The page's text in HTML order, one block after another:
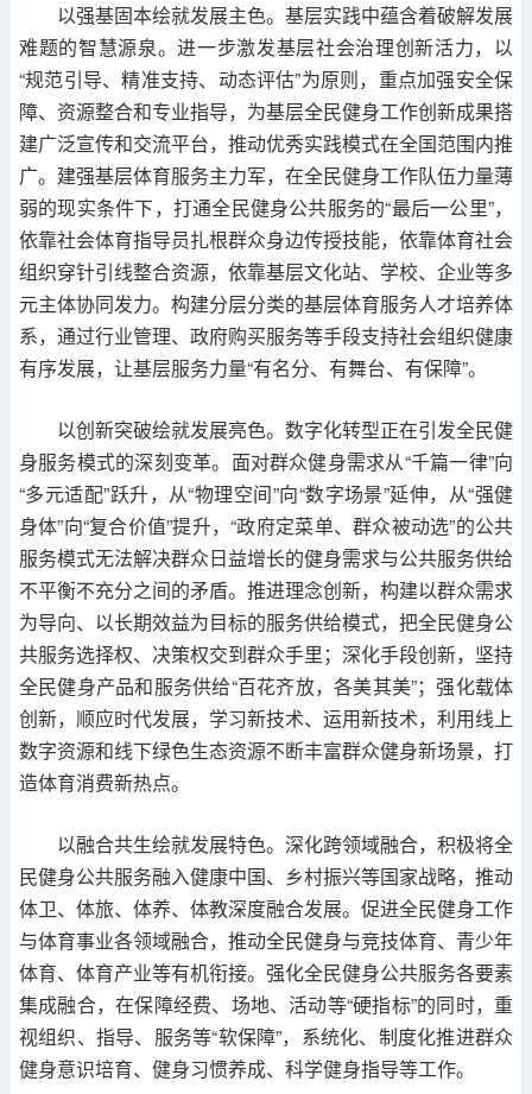
以强基固本绘就发展主色。基层实践中蕴含着破解发展
难题的智慧源泉。进一步激发基层社会治理创新活力，以
“规范引导、精准支持、动态评估”为原则，重点加强安全保
障、资源整合和专业指导，为基层全民健身工作创新成果搭
建广泛宣传和交流平台，推动优秀实践模式在全国范围内推
广。建强基层体育服务主力军，在全民健身工作队伍力量薄
弱的现实条件下，打通全民健身公共服务的“最后一公里”，
依靠社会体育指导员扎根群众身边传授技能，依靠体育社会
组织穿针引线整合资源，依靠基层文化站、学校、企业等多
元主体协同发力。构建分层分类的基层体育服务人才培养体
系，通过行业管理、政府购买服务等手段支持社会组织健康
有序发展，让基层服务力量“有名分、有舞台、有保障”。
以创新突破绘就发展亮色。数字化转型正在引发全民健
身服务模式的深刻变革。面对群众健身需求从“千篇一律”向
“多元适配”跃升，从“物理空间”向“数字场景”延伸，从“强健
身体”向“复合价值”提升，“政府定菜单、群众被动选”的公共
服务模式无法解决群众日益增长的健身需求与公共服务供给
不平衡不充分之间的矛盾。推进理念创新，构建以群众需求
为导向、以长期效益为目标的服务供给模式，把全民健身公
共服务选择权、决策权交到群众手里；深化手段创新，坚持
全民健身产品和服务供给“百花齐放，各美其美”；强化载体
创新，顺应时代发展，学习新技术、运用新技术，利用线上
数字资源和线下绿色生态资源不断丰富群众健身新场景，打
造体育消费新热点。
以融合共生绘就发展特色。深化跨领域融合，积极将全
民健身公共服务融入健康中国、乡村振兴等国家战略，推动
体卫、体旅、体养、体教深度融合发展。促进全民健身工作
与体育事业各领域融合，推动全民健身与竞技体育、青少年
体育、体育产业等有机衔接。强化全民健身公共服务各要素
集成融合，在保障经费、场地、活动等“硬指标”的同时，重
视组织、指导、服务等“软保障”，系统化、制度化推进群众
健身意识培育、健身习惯养成、科学健身指导等工作。